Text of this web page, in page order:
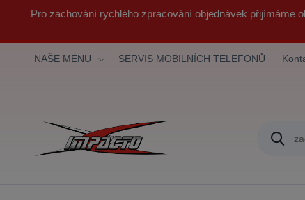
Pro zachování rychlého zpracování objednávek přijímáme
NAŠE MENU SERVIS MOBILNÍCH TELEFONŮ